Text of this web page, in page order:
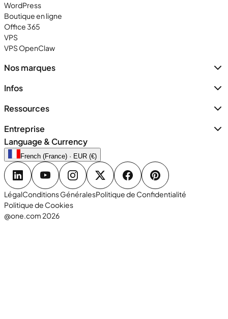
WordPress
Boutique en ligne
Office 365
VPS
VPS OpenClaw
Nos marques
Infos
Ressources
Entreprise
Language & Currency
French (France) · EUR (€)
LégalConditions GénéralesPolitique de Confidentialité
Politique de Cookies
@one.com 2026